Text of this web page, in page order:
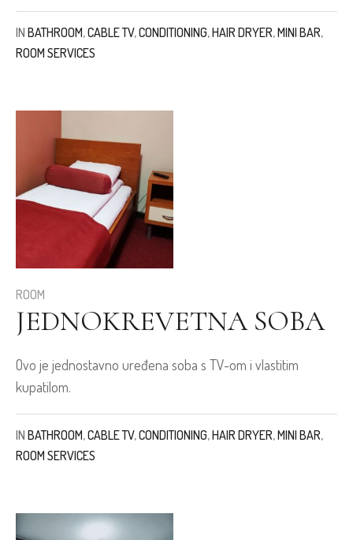
IN BATHROOM,CABLE TV,CONDITIONING,HAIR DRYER,MINI BAR,
ROOM SERVICES
ROOM
JEDNOKREVETNA SOBA
Ovo je jednostavno uređena soba s TV-om i vlastitim
kupatilom.
IN BATHROOM,CABLE TV,CONDITIONING,HAIR DRYER,MINI BAR,
ROOM SERVICES